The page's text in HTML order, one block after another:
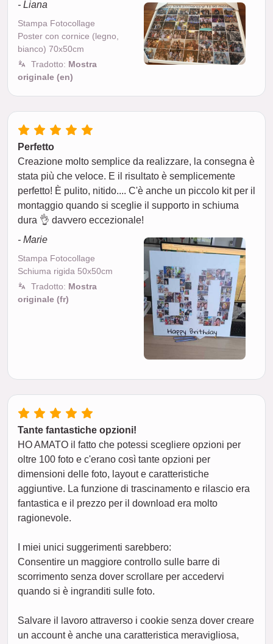
- Liana
Stampa Fotocollage
Poster con cornice (legno,
bianco) 70x50cm
Tradotto: Mostra
originale (en)
Perfetto
Creazione molto semplice da realizzare, la consegna è
stata più che veloce. E il risultato è semplicemente
perfetto! È pulito, nitido.... C'è anche un piccolo kit per il
montaggio quando si sceglie il supporto in schiuma
dura 👌 davvero eccezionale!
- Marie
Stampa Fotocollage
Schiuma rigida 50x50cm
Tradotto: Mostra
originale (fr)
Tante fantastiche opzioni!
HO AMATO il fatto che potessi scegliere opzioni per
oltre 100 foto e c'erano così tante opzioni per
dimensioni delle foto, layout e caratteristiche
aggiuntive. La funzione di trascinamento e rilascio era
fantastica e il prezzo per il download era molto
ragionevole.
I miei unici suggerimenti sarebbero:
Consentire un maggiore controllo sulle barre di
scorrimento senza dover scrollare per accedervi
quando si è ingranditi sulle foto.
Salvare il lavoro attraverso i cookie senza dover creare
un account è anche una caratteristica meravigliosa,